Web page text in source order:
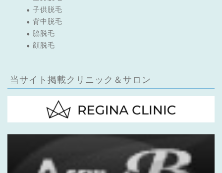
子供脱毛
背中脱毛
脇脱毛
顔脱毛
当サイト掲載クリニック＆サロン